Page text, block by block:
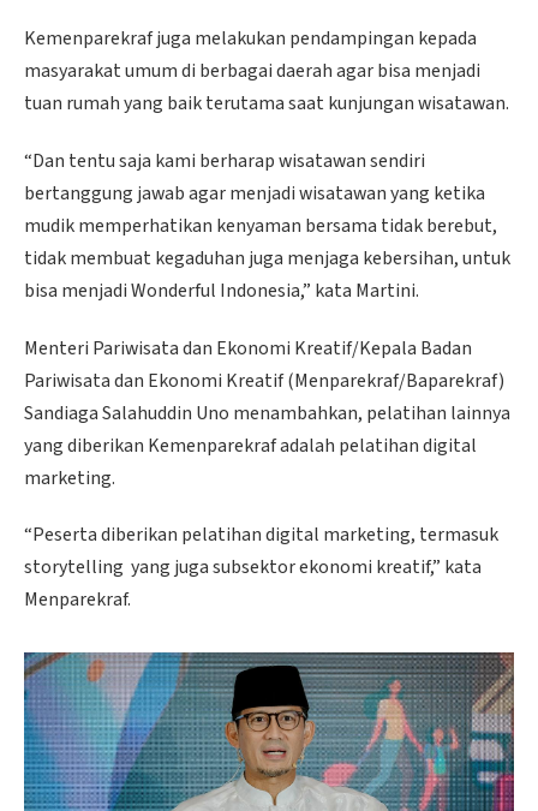
Kemenparekraf juga melakukan pendampingan kepada
masyarakat umum di berbagai daerah agar bisa menjadi
tuan rumah yang baik terutama saat kunjungan wisatawan.
“Dan tentu saja kami berharap wisatawan sendiri
bertanggung jawab agar menjadi wisatawan yang ketika
mudik memperhatikan kenyaman bersama tidak berebut,
tidak membuat kegaduhan juga menjaga kebersihan, untuk
bisa menjadi Wonderful Indonesia,” kata Martini.
Menteri Pariwisata dan Ekonomi Kreatif/Kepala Badan
Pariwisata dan Ekonomi Kreatif (Menparekraf/Baparekraf)
Sandiaga Salahuddin Uno menambahkan, pelatihan lainnya
yang diberikan Kemenparekraf adalah pelatihan digital
marketing.
“Peserta diberikan pelatihan digital marketing, termasuk
storytelling yang juga subsektor ekonomi kreatif,” kata
Menparekraf.